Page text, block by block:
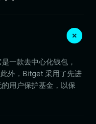
一款去中心化钱包，
外，Bitget 采用了先进
用户保护基金，以保